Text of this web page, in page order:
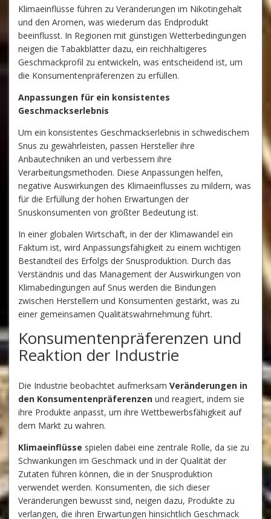
Klimaeinflüsse führen zu Veränderungen im Nikotingehalt
und den Aromen, was wiederum das Endprodukt
beeinflusst. In Regionen mit günstigen Wetterbedingungen
neigen die Tabakblätter dazu, ein reichhaltigeres
Geschmackprofil zu entwickeln, was entscheidend ist, um
die Konsumentenpräferenzen zu erfüllen.
Anpassungen für ein konsistentes
Geschmackserlebnis
Um ein konsistentes Geschmackserlebnis in schwedischem
Snus zu gewährleisten, passen Hersteller ihre
Anbautechniken an und verbessern ihre
Verarbeitungsmethoden. Diese Anpassungen helfen,
negative Auswirkungen des Klimaeinflusses zu mildern, was
für die Erfüllung der hohen Erwartungen der
Snuskonsumenten von größter Bedeutung ist.
In einer globalen Wirtschaft, in der der Klimawandel ein
Faktum ist, wird Anpassungsfähigkeit zu einem wichtigen
Bestandteil des Erfolgs der Snusproduktion. Durch das
Verständnis und das Management der Auswirkungen von
Klimabedingungen auf Snus werden die Bindungen
zwischen Herstellern und Konsumenten gestärkt, was zu
einer gemeinsamen Qualitätswahrnehmung führt.
Konsumentenpräferenzen und
Reaktion der Industrie
Die Industrie beobachtet aufmerksam Veränderungen in
den Konsumentenpräferenzen und reagiert, indem sie
ihre Produkte anpasst, um ihre Wettbewerbsfähigkeit auf
dem Markt zu wahren.
Klimaeinflüsse spielen dabei eine zentrale Rolle, da sie zu
Schwankungen im Geschmack und in der Qualität der
Zutaten führen können, die in der Snusproduktion
verwendet werden. Konsumenten, die sich dieser
Veränderungen bewusst sind, neigen dazu, Produkte zu
verlangen, die ihren Erwartungen hinsichtlich Geschmack